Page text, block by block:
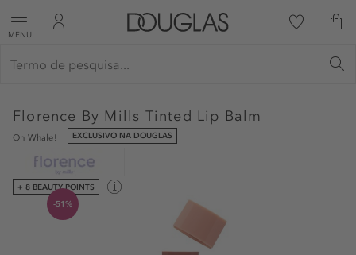
MENU
Florence By Mills Tinted Lip Balm
Oh Whale! EXCLUSIVO NA DOUGLAS
+ 8 BEAUTY POINTS
-51%